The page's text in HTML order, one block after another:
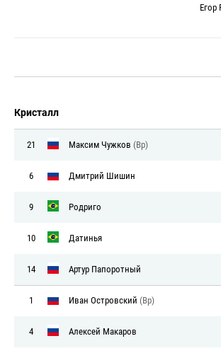
Егор
Кристалл
21 Максим Чужков (Вр)
6 Дмитрий Шишин
9 Родриго
10 Датинья
14 Артур Папоротный
1 Иван Островский (Вр)
4 Алексей Макаров